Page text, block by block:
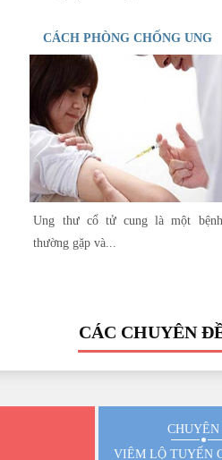
CÁCH PHÒNG CHỐNG UNG
THƯ CỔ TỬ CUNG HIỆU QUẢ
Ung thư cổ tử cung là một bệnh
thường gặp và...
CÁC CHUYÊN
VIÊM LỘ TUYẾN